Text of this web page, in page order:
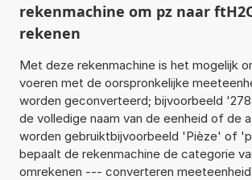
rekenmachine om pz naar
rekenen
Met deze rekenmachine is het mogelijk
voeren met de oorspronkelijke
worden geconverteerd; bijvoorbeeld
de volledige naam van de eenheid of de
worden gebruiktbijvoorbeeld 'Pièze' of
bepaalt de rekenmachine de categorie
omrekenen --- converteren